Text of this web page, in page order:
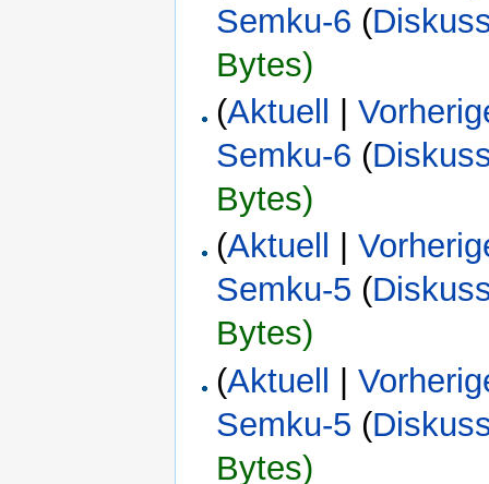
Semku-6 (
Bytes)
(Aktuell |
Semku-6 (
Bytes)
(Aktuell |
Semku-5 (
Bytes)
(Aktuell |
Semku-5 (
Bytes)